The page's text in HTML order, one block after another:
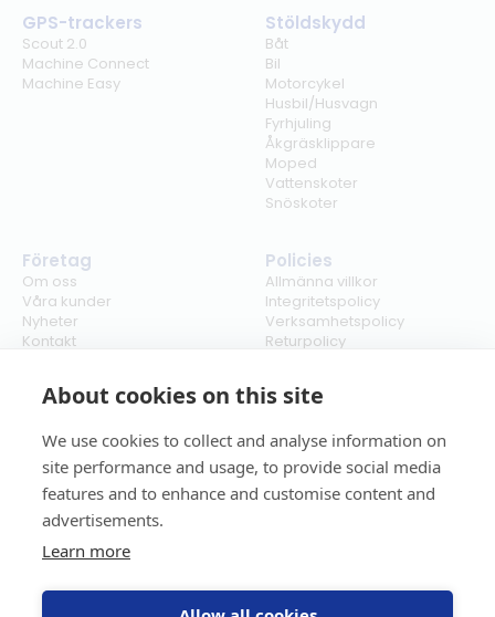
About cookies on this site
We use cookies to collect and analyse information on
site performance and usage, to provide social media
features and to enhance and customise content and
advertisements.
Learn more
GPS-trackers
Scout 2.0
Machine Connect
Machine Easy
Stöldskydd
Båt
Bil
Motorcykel
Husbil/Husvagn
Fyrhjuling
Åkgräsklippare
Moped
Vattenskoter
Snöskoter
Företag
Om oss
Våra kunder
Nyheter
Kontakt
Policies
Allmänna villkor
Integritetspolicy
Verksamhetspolicy
Returpolicy
Cookies